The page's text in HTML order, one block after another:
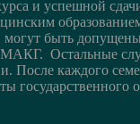
и успешной
быть
Остальные
После каждого
государственного